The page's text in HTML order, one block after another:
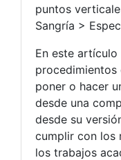
puntos
Sangría >
En este
procedimientos
poner o hacer
desde una
desde su
cumplir con los
los trabajos